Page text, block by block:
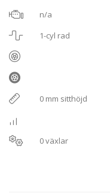
n/a
1-cyl rad
0 mm sitthöjd
0 växlar